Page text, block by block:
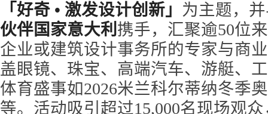
「好奇 • 激发设计创新」 为主题，
伙伴国家意大利携手，汇聚逾50位
企业或建筑设计事务所的专家与商
盖眼镜、珠宝、高端汽车、游艇、
体育盛事如2026米兰科尔蒂纳冬季
等。活动吸引超过15,000名现场观